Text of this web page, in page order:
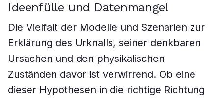
Ideenfülle und Datenmangel
Die Vielfalt der Modelle und Szenarien zur
Erklärung des Urknalls, seiner denkbaren
Ursachen und den physikalischen
Zuständen davor ist verwirrend. Ob eine
dieser Hypothesen in die richtige Richtung